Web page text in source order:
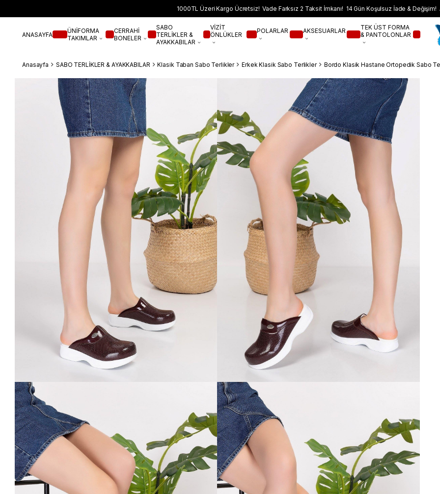
1000TL Üzeri Kargo Ücretsiz! Vade Farksız 2 Taksit İmkanı! 14 Gün Koşulsuz İade & Değişim!
ANASAYFA
ÜNİFORMA
TAKIMLAR
CERRAHİ
BONELER
SABO
TERLİKLER &
AYAKKABILAR
VİZİT
ÖNLÜKLER
POLARLAR AKSESUARLAR
TEK ÜST FORMA
& PANTOLONLAR
Anasayfa SABO TERLİKLER & AYAKKABILAR Klasik Taban Sabo Terlikler Erkek Klasik Sabo Terlikler Bordo Klasik Hastane Ortopedik Sabo